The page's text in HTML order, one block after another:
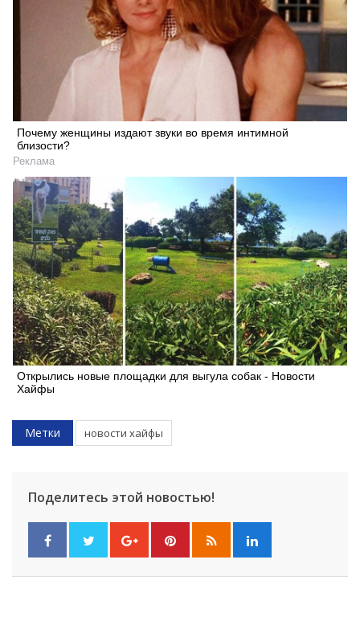
Почему женщины издают звуки во время интимной
близости?
Реклама
Открылись новые площадки для выгула собак - Новости
Хайфы
Метки новости хайфы
Поделитесь этой новостью!